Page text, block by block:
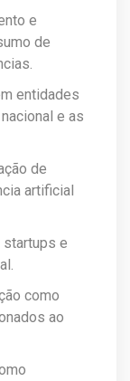
e
de
entidades
e as
de
artificial
startups e
como
ao